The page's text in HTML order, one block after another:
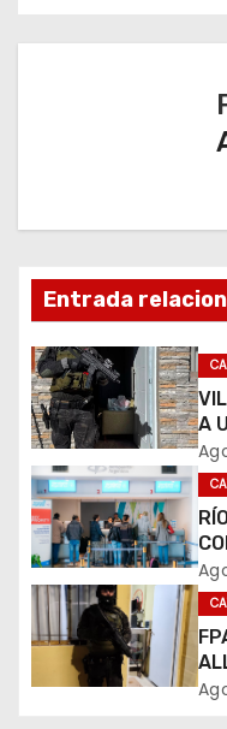
ó
n
d
e
e
n
t
r
a
d
Entrada
A